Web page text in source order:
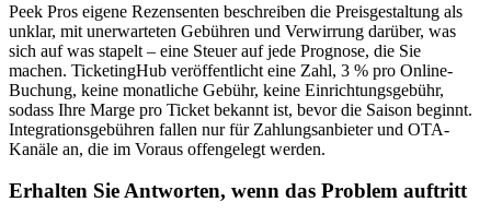
Peek Pros eigene Rezensenten beschreiben die Preisgestaltung als
unklar, mit unerwarteten Gebühren und Verwirrung darüber, was
sich auf was stapelt – eine Steuer auf jede Prognose, die Sie
machen. TicketingHub veröffentlicht eine Zahl, 3 % pro Online-
Buchung, keine monatliche Gebühr, keine Einrichtungsgebühr,
sodass Ihre Marge pro Ticket bekannt ist, bevor die Saison beginnt.
Integrationsgebühren fallen nur für Zahlungsanbieter und OTA-
Kanäle an, die im Voraus offengelegt werden.
Erhalten Sie Antworten, wenn das Problem auftritt